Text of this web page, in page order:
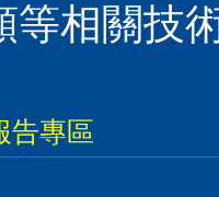
等相關技
告專區